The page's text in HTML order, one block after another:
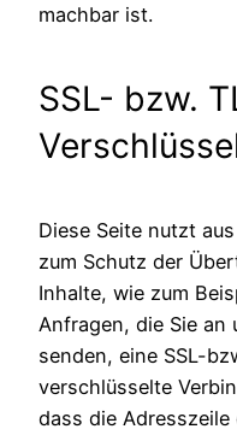
machbar ist.
SSL- bzw.
Diese Seite nutzt
zum Schutz der
Inhalte, wie zum
Anfragen, die Sie an
senden, eine SSL-
verschlüsselte
dass die